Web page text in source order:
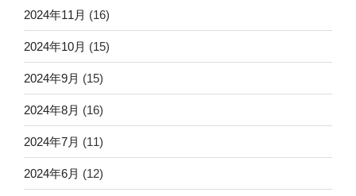
2024年11月 (16)
2024年10月 (15)
2024年9月 (15)
2024年8月 (16)
2024年7月 (11)
2024年6月 (12)